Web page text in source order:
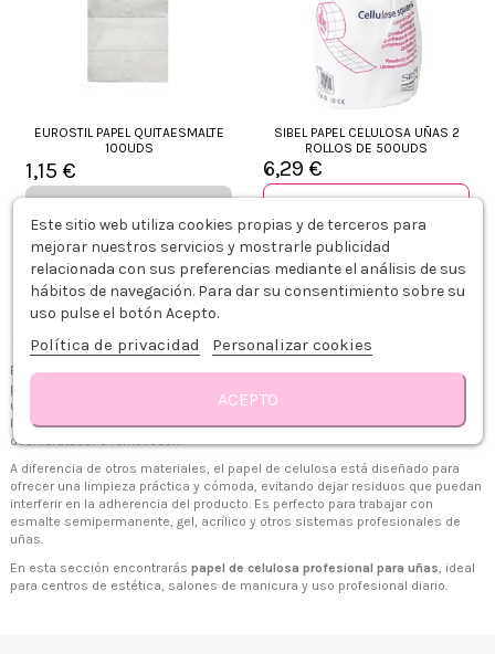
EUROSTIL PAPEL QUITAESMALTE
100UDS
1,15 €
SIBEL PAPEL CELULOSA UÑAS 2
ROLLOS DE 500UDS
6,29 €
Mostrando 1 - 2 de 2 articulos
El papel de celulosa para uñases un producto básico para la limpieza y
preparación de la uña durante los servicios de manicura y pedicura. Se
utiliza para retirar restos de producto, limpiar la superficie de la uña, eliminar
la capa pegajosa del gel o aplicar líquidos específicos como cleaner,
deshidratador o removedor.
A diferencia de otros materiales, el papel de celulosa está diseñado para
ofrecer una limpieza práctica y cómoda, evitando dejar residuos que puedan
interferir en la adherencia del producto. Es perfecto para trabajar con
esmalte semipermanente, gel, acrílico y otros sistemas profesionales de
uñas.
En esta sección encontrarás papel de celulosa profesional para uñas, ideal
para centros de estética, salones de manicura y uso profesional diario.
+34 601 27 80 18
contacto@zaseni.com
Este sitio web utiliza cookies propias y de terceros para
mejorar nuestros servicios y mostrarle publicidad
relacionada con sus preferencias mediante el análisis de sus
hábitos de navegación. Para dar su consentimiento sobre su
uso pulse el botón Acepto.
Política de privacidad Personalizar cookies
ACEPTO